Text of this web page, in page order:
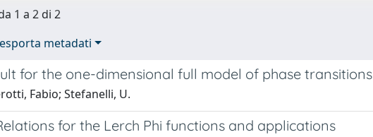
1 a 2 di 2
esporta metadati
for the one-dimensional full model of phase transitions
Fabio; Stefanelli, U.
for the Lerch Phi functions and applications